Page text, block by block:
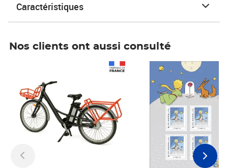
Caractéristiques
Nos clients ont aussi consulté
Prix 7,50€